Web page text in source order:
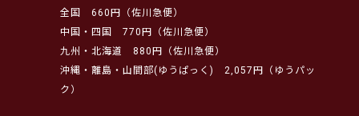
全国
660円（佐川急便）
中国・四国
770円（佐川急便）
九州・北海道
880円（佐川急便）
沖縄・離島・山間部(ゆうぱっく)
2,057円（ゆうパッ
ク）